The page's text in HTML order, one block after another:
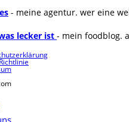
- meine agentur. wer eine
lecker ist - mein foodblog.